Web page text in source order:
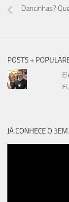
Dancinhas?
POSTS +
JÁ CONHECE O